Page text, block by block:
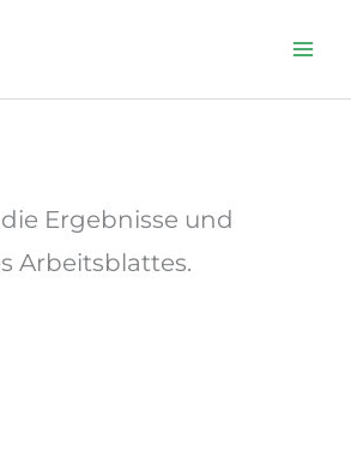
Ergebnisse und
Arbeitsblattes.